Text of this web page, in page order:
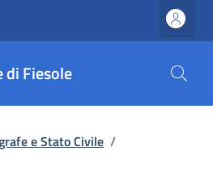
di Fiesole
e Stato Civile /